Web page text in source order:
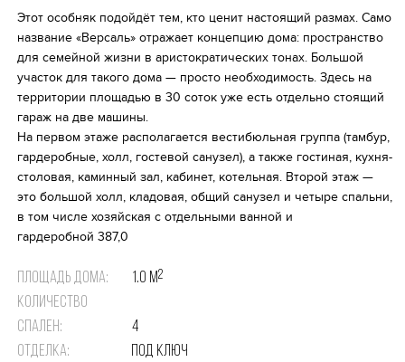
Избранное
Этот особняк подойдёт тем, кто ценит настоящий размах. Само
название «Версаль» отражает концепцию дома: пространство
для семейной жизни в аристократических тонах. Большой
участок для такого дома — просто необходимость. Здесь на
территории площадью в 30 соток уже есть отдельно стоящий
гараж на две машины.
На первом этаже располагается вестибюльная группа (тамбур,
гардеробные, холл, гостевой санузел), а также гостиная, кухня-
столовая, каминный зал, кабинет, котельная. Второй этаж —
это большой холл, кладовая, общий санузел и четыре спальни,
в том числе хозяйская с отдельными ванной и
гардеробной 387,0
Площадь дома: 1.0 м2
Количество
спален:
4
Отделка:
Под ключ